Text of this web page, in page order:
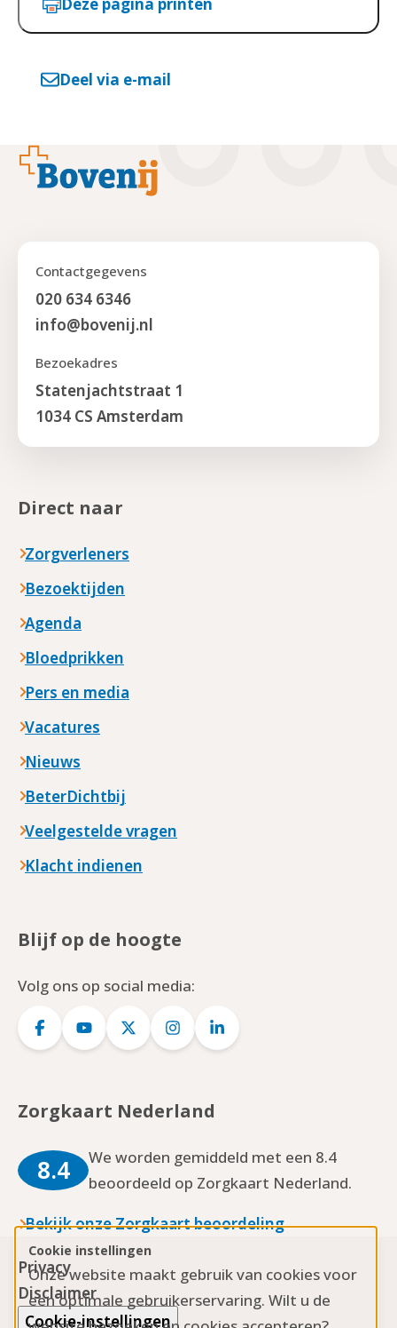
Cookie instellingen
Onze website maakt gebruik van cookies voor
een optimale gebruikerservaring. Wilt u de
Deel via e-mail
Footer
Contactgegevens
020 634 6346
info@bovenij.nl
Bezoekadres
Statenjachtstraat 1
1034 CS Amsterdam
Direct naar
Zorgverleners
Bezoektijden
Agenda
Bloedprikken
Pers en media
Vacatures
Nieuws
BeterDichtbij
Veelgestelde vragen
Klacht indienen
Blijf op de hoogte
Volg ons op social media:
Logo
Logo
Logo
Logo
Logo
Zorgkaart Nederland
8.4
We worden gemiddeld met een 8.4
beoordeeld op Zorgkaart Nederland.
Bekijk onze Zorgkaart beoordeling
Privacy
Disclaimer
Cookie-instellingen